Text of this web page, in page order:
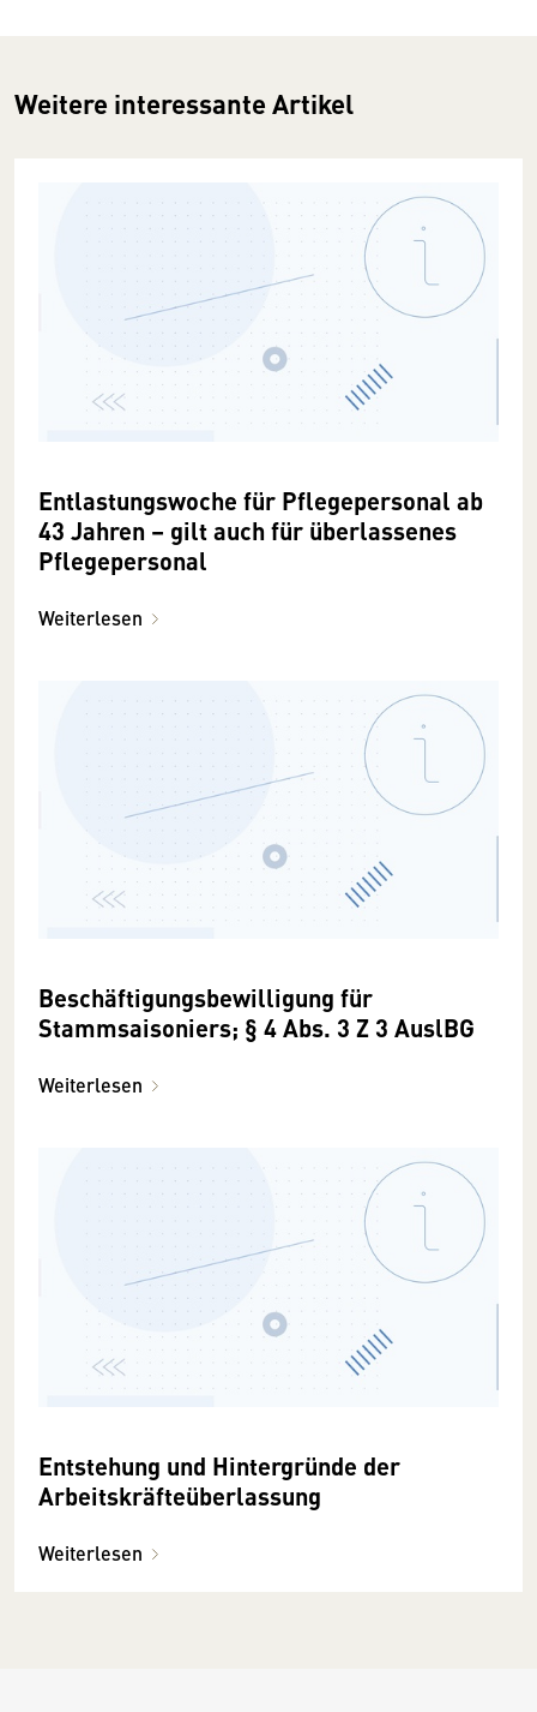
Weitere interessante Artikel
Entlastungswoche für Pflegepersonal ab
43 Jahren – gilt auch für überlassenes
Pflegepersonal
Weiterlesen
Beschäftigungsbewilligung für
Stammsaisoniers; § 4 Abs. 3 Z 3 AuslBG
Weiterlesen
Entstehung und Hintergründe der
Arbeitskräfteüberlassung
Weiterlesen